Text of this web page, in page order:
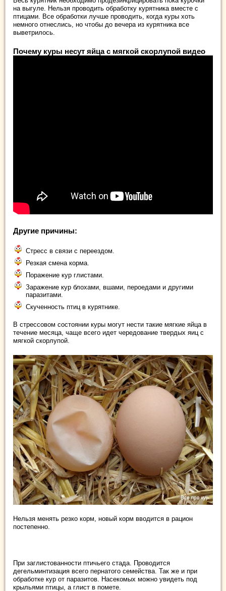
на выгуле. Нельзя проводить обработку курятника вместе с
птицами. Все обработки лучше проводить, когда куры хоть
немного отнеслись, но чтобы до вечера из курятника все
выветрилось.
Почему куры несут яйца с мягкой скорлупой видео
Другие причины:
Стресс в связи с переездом.
Резкая смена корма.
Поражение кур глистами.
Заражение кур блохами, вшами, пероедами и другими
паразитами.
Скученность птиц в курятнике.
В стрессовом состоянии куры могут нести такие мягкие яйца в
течение месяца, чаще всего идет чередование твердых яиц с
мягкой скорлупой.
Нельзя менять резко корм, новый корм вводится в рацион
постепенно.
При заглистованности птичьего стада. Проводится
дегельминтизация всего пернатого семейства. Так же и при
обработке кур от паразитов. Насекомых можно увидеть под
крыльями птицы, а глист в помете.